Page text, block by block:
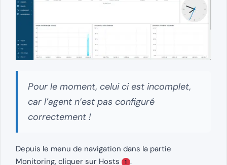
Pour le moment, celui ci est incomplet,
car l’agent n’est pas configuré
correctement !
Depuis le menu de navigation dans la partie
Monitoring, cliquer sur Hosts
1 .